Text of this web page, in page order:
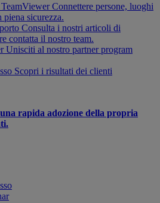
Connettere persone, luoghi
sicurezza.
Consulta i nostri articoli di
contatta il nostro team.
Unisciti al nostro partner program
Scopri i risultati dei clienti
rapida adozione della propria